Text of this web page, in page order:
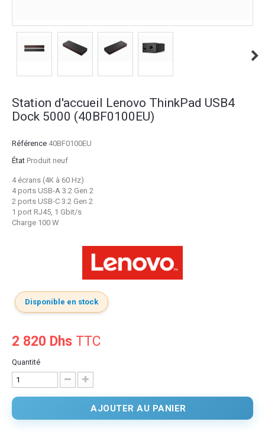
Station d'accueil Lenovo ThinkPad USB4
Dock 5000 (40BF0100EU)
Référence 40BF0100EU
État Produit neuf
4 écrans (4K à 60 Hz)
4 ports USB-A 3.2 Gen 2
2 ports USB-C 3.2 Gen 2
1 port RJ45, 1 Gbit/s
Charge 100 W
Disponible en stock
2 820 Dhs TTC
Quantité
AJOUTER AU PANIER